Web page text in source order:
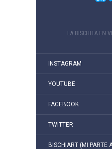
LA BISCHITA EN
INSTAGRAM
YOUTUBE
FACEBOOK
TWITTER
BISCHIART (MI PARTE